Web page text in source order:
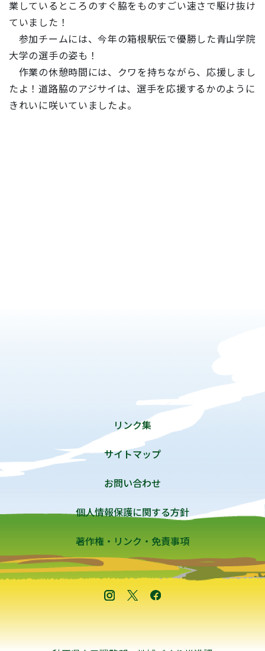
業しているところのすぐ脇をものすごい速さで駆け抜け
ていました！
参加チームには、今年の箱根駅伝で優勝した青山学院
大学の選手の姿も！
作業の休憩時間には、クワを持ちながら、応援しまし
たよ！道路脇のアジサイは、選手を応援するかのように
きれいに咲いていましたよ。
リンク集
サイトマップ
お問い合わせ
個人情報保護に関する方針
著作権・リンク・免責事項